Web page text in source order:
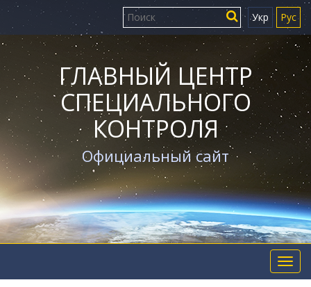
Укр Рус
ГЛАВНЫЙ ЦЕНТР
СПЕЦИАЛЬНОГО
КОНТРОЛЯ
Официальный сайт